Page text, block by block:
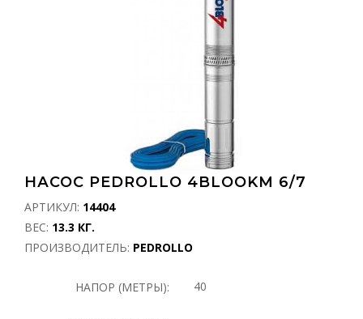
НАСОС PEDROLLO 4BLOOKM 6/7
АРТИКУЛ: 14404
ВЕС: 13.3 КГ.
ПРОИЗВОДИТЕЛЬ: PEDROLLO
НАПОР (МЕТРЫ): 40